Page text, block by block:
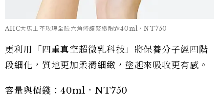
AHC大馬士革玫瑰全臉六角修護緊緻眼霜40ml，NT750
更利用「四重真空超微乳科技」將保養分子經四階
段細化，質地更加柔滑細緻，塗起來吸收更有感。
容量與價錢：40ml，NT750